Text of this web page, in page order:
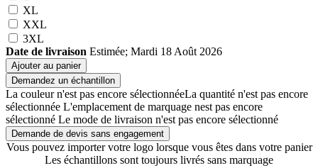
XL
XXL
3XL
Date de livraison Estimée; Mardi 18 Août 2026
Ajouter au panier
Demandez un échantillon
La couleur n'est pas encore sélectionnéeLa quantité n'est pas encore
sélectionnée L'emplacement de marquage nest pas encore
sélectionné Le mode de livraison n'est pas encore sélectionné
Demande de devis sans engagement
Vous pouvez importer votre logo lorsque vous êtes dans votre panier
Les échantillons sont toujours livrés sans marquage